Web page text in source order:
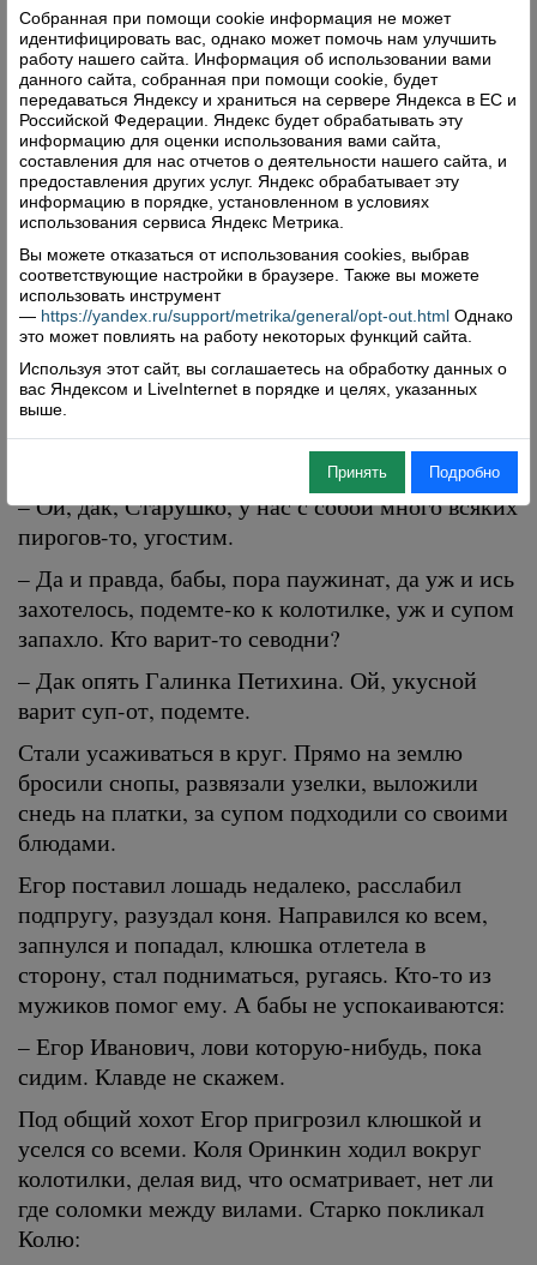
Старко подзуживает Егора:
– Слизь-ко, Егорко, с возу-ту, да догони
которую, ха-ха-ха.
Егор не растерялся:
– Ты не на возу сидишь, сам догони.
Аристарх Григорьевич за словом в карман не
полез:
– А мне, Егор, нельзя за девкам бегать, Анюшка
узнает, дак пирогов не напекот.
«Пора и паужинат»
– Ой, дак, Старушко, у нас с собой много всяких
пирогов-то, угостим.
– Да и правда, бабы, пора паужинат, да уж и ись
захотелось, подемте-ко к колотилке, уж и супом
запахло. Кто варит-то севодни?
– Дак опять Галинка Петихина. Ой, укусной
варит суп-от, подемте.
Стали усаживаться в круг. Прямо на землю
бросили снопы, развязали узелки, выложили
снедь на платки, за супом подходили со своими
блюдами.
Егор поставил лошадь недалеко, расслабил
подпругу, разуздал коня. Направился ко всем,
запнулся и попадал, клюшка отлетела в
сторону, стал подниматься, ругаясь. Кто-то из
мужиков помог ему. А бабы не успокаиваются:
– Егор Иванович, лови которую-нибудь, пока
сидим. Клавде не скажем.
Под общий хохот Егор пригрозил клюшкой и
уселся со всеми. Коля Оринкин ходил вокруг
колотилки, делая вид, что осматривает, нет ли
где соломки между вилами. Старко покликал
Колю:
Собранная при помощи cookie информация не может
идентифицировать вас, однако может помочь нам улучшить
работу нашего сайта. Информация об использовании вами
данного сайта, собранная при помощи cookie, будет
передаваться Яндексу и храниться на сервере Яндекса в ЕС и
Российской Федерации. Яндекс будет обрабатывать эту
информацию для оценки использования вами сайта,
составления для нас отчетов о деятельности нашего сайта, и
предоставления других услуг. Яндекс обрабатывает эту
информацию в порядке, установленном в условиях
использования сервиса Яндекс Метрика.
Вы можете отказаться от использования cookies, выбрав
соответствующие настройки в браузере. Также вы можете
использовать инструмент
— https://yandex.ru/support/metrika/general/opt-out.html Однако
это может повлиять на работу некоторых функций сайта.
Используя этот сайт, вы соглашаетесь на обработку данных о
вас Яндексом и LiveInternet в порядке и целях, указанных
выше.
Принять Подробно